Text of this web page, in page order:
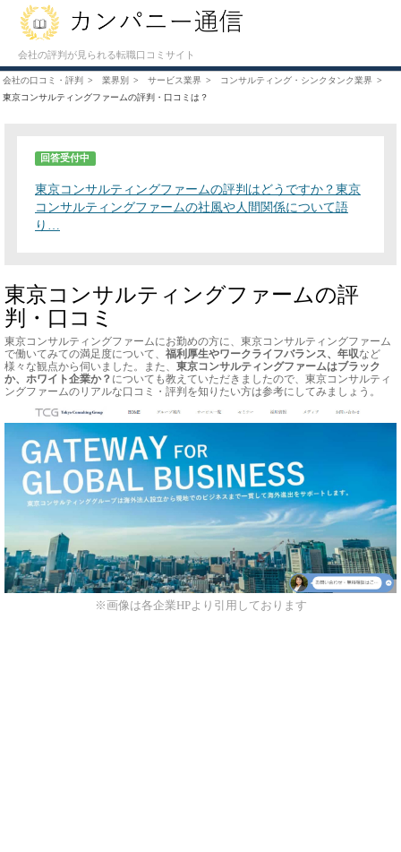
会社の評判が見られる転職口コミサイト
会社の口コミ・評判 業界別 サービス業界
コンサルティング・シンクタンク業界
東京コンサルティングファームの評判・口コミは？
回答受付中
東京コンサルティングファームの評判はどうですか？東京
コンサルティングファームの社風や人間関係について語
り…
東京コンサルティングファームの評
判・口コミ
東京コンサルティングファームにお勤めの方に、東京コンサルティングファーム
で働いてみての満足度について、 福利厚生やワークライフバランス、年収など
様々な観点から伺いました。また、 東京コンサルティングファームはブラック
か、ホワイト企業か？ についても教えていただきましたので、東京コンサルティ
ングファームのリアルな口コミ・評判を知りたい方は参考にしてみましょう。
※画像は各企業HPより引用しております